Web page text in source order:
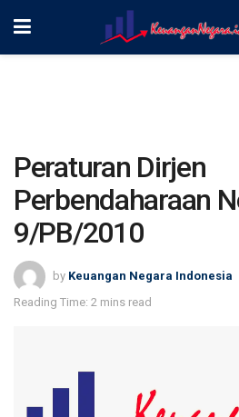
Peraturan Dirjen
Perbendaharaan
9/PB/2010
by Keuangan Negara Indonesia
Reading Time: 2 mins read